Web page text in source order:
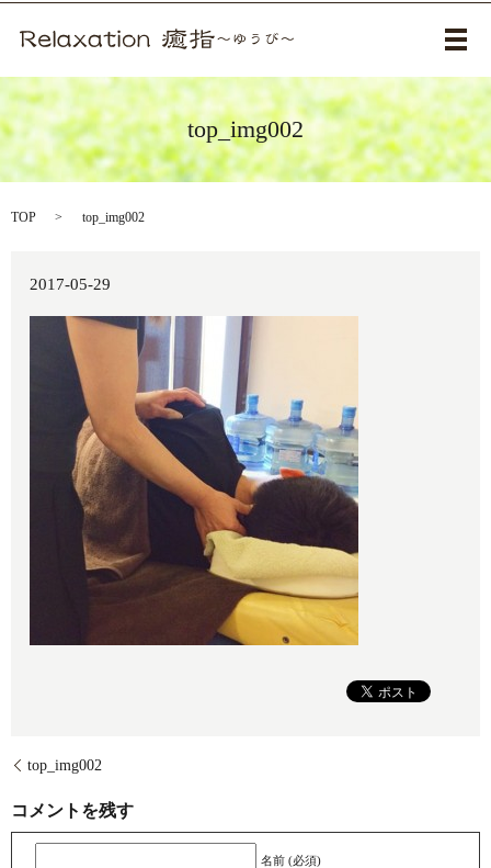
メ
top_img002
TOP top_img002
2017-05-29
top_img002
コメントを残す
名前 (必須)